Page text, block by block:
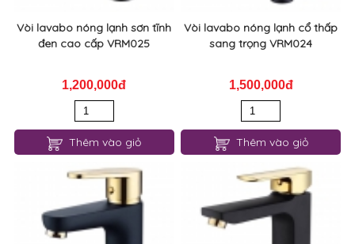
Vòi lavabo nóng lạnh sơn tĩnh
đen cao cấp VRM025
1,200,000đ
Thêm vào giỏ
Vòi lavabo nóng lạnh cổ thấp
sang trọng VRM024
1,500,000đ
Thêm vào giỏ